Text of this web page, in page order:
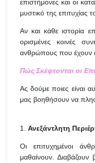
επιστήμονες και οι
μυστικό της επιτυχίας
Αν και κάθε ιστορία
ορισμένες κοινές
ανθρώπους που έχουν
Πώς Σκέφτονται οι
Ας δούμε ποιες είναι
μας βοηθήσουν να
1. Ανεξάντλητη
Οι επιτυχημένοι
μαθαίνουν. Διαβάζουν